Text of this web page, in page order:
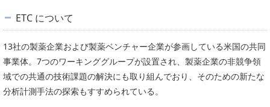
ETC について
13社の製薬企業および製薬ベンチャー企業が参画している米国の共同
事業体。7つのワーキンググループが設置され、製薬企業の非競争領
域での共通の技術課題の解決にも取り組んでおり、そのための新たな
分析計測手法の探索もすすめられている。